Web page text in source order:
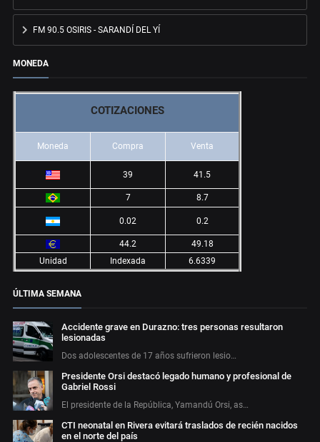
FM 90.5 OSIRIS - SARANDÍ DEL YÍ
MONEDA
COTIZACIONES
Moneda Compra Venta
39 41.5
7 8.7
0.02 0.2
44.2
49.18
Unidad
Indexada 6.6339
ÚLTIMA SEMANA
Accidente grave en Durazno: tres personas resultaron
lesionadas
Dos adolescentes de 17 años sufrieron lesio…
Presidente Orsi destacó legado humano y profesional de
Gabriel Rossi
El presidente de la República, Yamandú Orsi, as…
CTI neonatal en Rivera evitará traslados de recién nacidos
en el norte del país